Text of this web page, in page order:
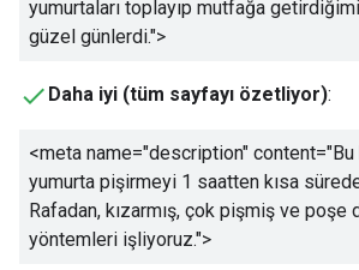
yumurtaları toplayıp mutfağa
güzel günlerdi.">
Daha iyi (tüm sayfayı özetliyor):
<meta name="description" content="
yumurta pişirmeyi 1 saatten kısa
Rafadan, kızarmış, çok pişmiş ve poşe
yöntemleri işliyoruz.">